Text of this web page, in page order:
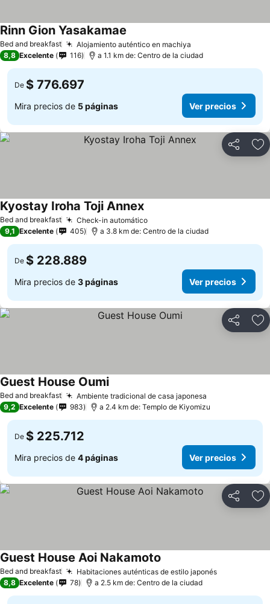
Bed and breakfast Alojamiento auténtico en machiya
Rinn Gion Yasakamae
8,8 Excelente 116 a 1.1 km de: Centro de la ciudad
De $ 776.697
Mira precios de 5 páginas Ver precios
Compartir
Bed and breakfast Check-in automático
Kyostay Iroha Toji Annex
9,1 Excelente 405 a 3.8 km de: Centro de la ciudad
De $ 228.889
Mira precios de 3 páginas Ver precios
Compartir
Bed and breakfast Ambiente tradicional de casa japonesa
Guest House Oumi
9,2 Excelente 983 a 2.4 km de: Templo de Kiyomizu
De $ 225.712
Mira precios de 4 páginas Ver precios
Compartir
Bed and breakfast Habitaciones auténticas de estilo japonés
Guest House Aoi Nakamoto
8,8 Excelente 78 a 2.5 km de: Centro de la ciudad